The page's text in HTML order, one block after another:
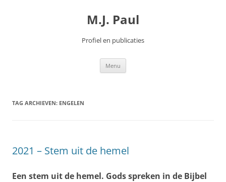
M.J. Paul
Profiel en publicaties
Menu
TAG ARCHIEVEN: ENGELEN
2021 – Stem uit de hemel
Een stem uit de hemel. Gods spreken in de Bijbel